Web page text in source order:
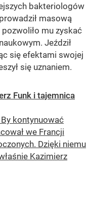
bakteriologów
masową
mu zyskać
Jeździł
się efektami swojej
się uznaniem.
Funk i tajemnica
kontynuować
we Francji
Dzięki niemu
Kazimierz